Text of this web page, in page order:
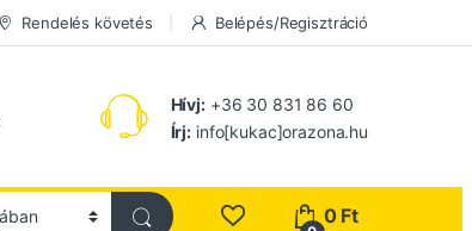
Rendelés követés Belépés/Regisztráció
Hívj:+36 30 831 86 60
Írj: info[kukac]orazona.hu
0 Ft